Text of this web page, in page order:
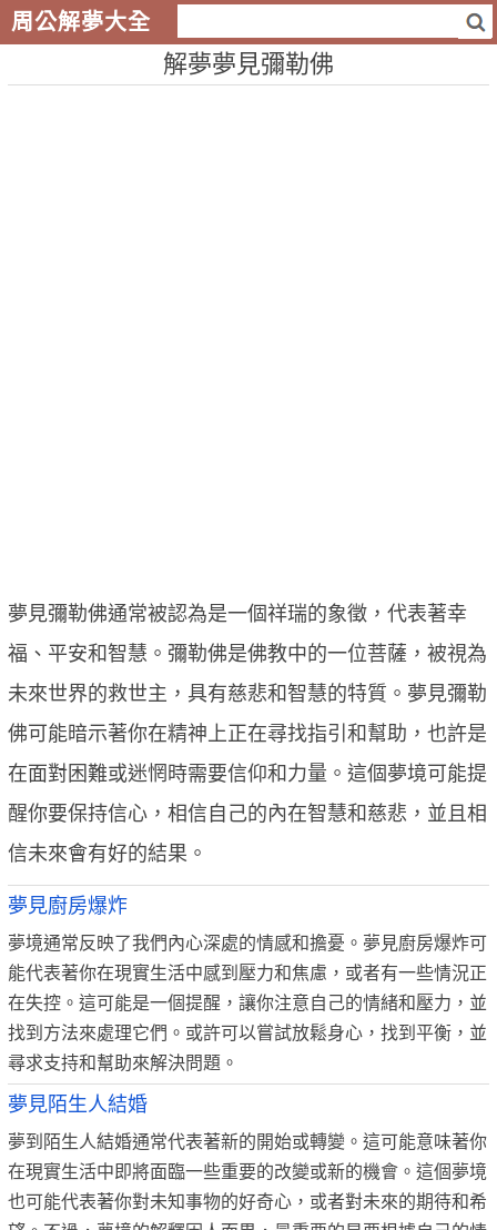
周公解夢大全
解夢夢見彌勒佛
夢見彌勒佛通常被認為是一個祥瑞的象徵，代表著幸
福、平安和智慧。彌勒佛是佛教中的一位菩薩，被視為
未來世界的救世主，具有慈悲和智慧的特質。夢見彌勒
佛可能暗示著你在精神上正在尋找指引和幫助，也許是
在面對困難或迷惘時需要信仰和力量。這個夢境可能提
醒你要保持信心，相信自己的內在智慧和慈悲，並且相
信未來會有好的結果。
夢見廚房爆炸
夢境通常反映了我們內心深處的情感和擔憂。夢見廚房爆炸可
能代表著你在現實生活中感到壓力和焦慮，或者有一些情況正
在失控。這可能是一個提醒，讓你注意自己的情緒和壓力，並
找到方法來處理它們。或許可以嘗試放鬆身心，找到平衡，並
尋求支持和幫助來解決問題。
夢見陌生人結婚
夢到陌生人結婚通常代表著新的開始或轉變。這可能意味著你
在現實生活中即將面臨一些重要的改變或新的機會。這個夢境
也可能代表著你對未知事物的好奇心，或者對未來的期待和希